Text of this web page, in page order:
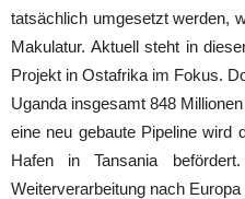
tatsächlich umgesetzt werden,
Makulatur. Aktuell steht in
Projekt in Ostafrika im Fokus.
Uganda insgesamt 848
eine neu gebaute Pipeline wird
Hafen in Tansania
Weiterverarbeitung nach